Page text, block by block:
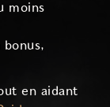
moins
en aidant